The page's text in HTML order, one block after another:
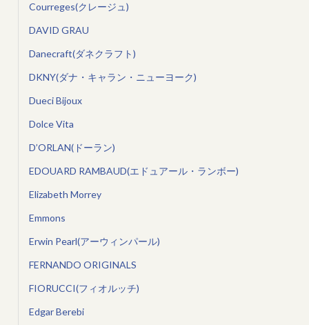
Courreges(クレージュ)
DAVID GRAU
Danecraft(ダネクラフト)
DKNY(ダナ・キャラン・ニューヨーク)
Dueci Bijoux
Dolce Vita
D’ORLAN(ドーラン)
EDOUARD RAMBAUD(エドュアール・ランボー)
Elizabeth Morrey
Emmons
Erwin Pearl(アーウィンパール)
FERNANDO ORIGINALS
FIORUCCI(フィオルッチ)
Edgar Berebi